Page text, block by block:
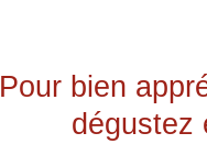
Pour bien
dégustez